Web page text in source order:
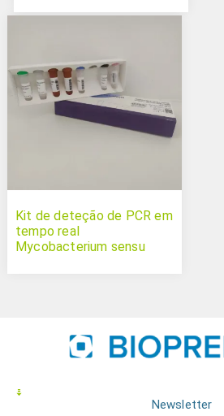
Kit de deteção de PCR em
tempo real
Mycobacterium sensu
Newsletter